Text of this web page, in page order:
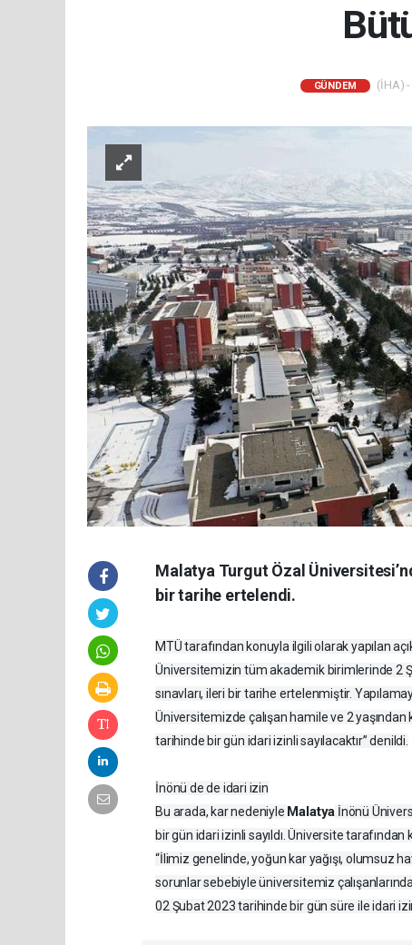
GÜNDEM (İHA) -
Malatya Turgut Özal
bir tarihe ertelendi.
MTÜ tarafından konuyla ilgili olarak yapılan
Üniversitemizin tüm akademik birimlerinde 2
sınavları, ileri bir tarihe ertelenmiştir.
Üniversitemizde çalışan hamile ve 2
tarihinde bir gün idari izinli sayılacaktır” denildi.
İnönü de de idari izin
Bu arada, kar nedeniyle Malatya İnönü
bir gün idari izinli sayıldı. Üniversite
“İlimiz genelinde, yoğun kar yağışı, olumsuz
sorunlar sebebiyle üniversitemiz
02 Şubat 2023 tarihinde bir gün süre ile idari